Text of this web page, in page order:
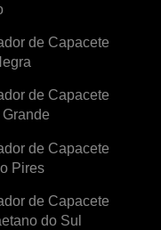
de Capacete
de Capacete
de Capacete
Pires
de Capacete
do Sul